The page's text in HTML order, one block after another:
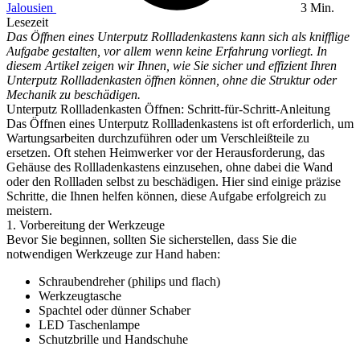
Jalousien
3 Min.
Lesezeit
Das Öffnen eines Unterputz Rollladenkastens kann sich als knifflige
Aufgabe gestalten, vor allem wenn keine Erfahrung vorliegt. In
diesem Artikel zeigen wir Ihnen, wie Sie sicher und effizient Ihren
Unterputz Rollladenkasten öffnen können, ohne die Struktur oder
Mechanik zu beschädigen.
Unterputz Rollladenkasten Öffnen: Schritt-für-Schritt-Anleitung
Das Öffnen eines Unterputz Rollladenkastens ist oft erforderlich, um
Wartungsarbeiten durchzuführen oder um Verschleißteile zu
ersetzen. Oft stehen Heimwerker vor der Herausforderung, das
Gehäuse des Rollladenkastens einzusehen, ohne dabei die Wand
oder den Rollladen selbst zu beschädigen. Hier sind einige präzise
Schritte, die Ihnen helfen können, diese Aufgabe erfolgreich zu
meistern.
1. Vorbereitung der Werkzeuge
Bevor Sie beginnen, sollten Sie sicherstellen, dass Sie die
notwendigen Werkzeuge zur Hand haben:
Schraubendreher (philips und flach)
Werkzeugtasche
Spachtel oder dünner Schaber
LED Taschenlampe
Schutzbrille und Handschuhe